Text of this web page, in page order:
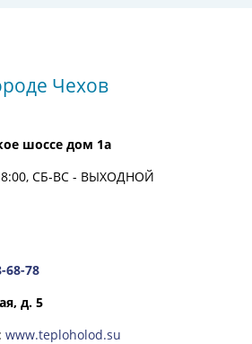
Чехов
шоссе дом 1а
СБ-ВС - ВЫХОДНОЙ
68-78
д. 5
www.teploholod.su